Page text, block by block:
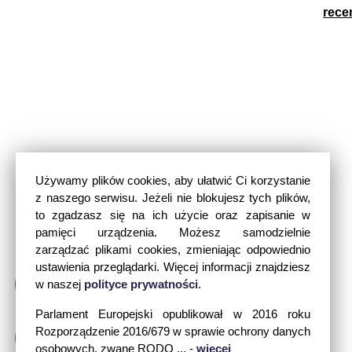
Używamy plików cookies, aby ułatwić Ci korzystanie
z naszego serwisu. Jeżeli nie blokujesz tych plików,
to zgadzasz się na ich użycie oraz zapisanie w
pamięci urządzenia. Możesz samodzielnie
zarządzać plikami cookies, zmieniając odpowiednio
ustawienia przeglądarki. Więcej informacji znajdziesz
w naszej polityce prywatności.
Parlament Europejski opublikował w 2016 roku
Rozporządzenie 2016/679 w sprawie ochrony danych
osobowych, zwane RODO ... - więcej